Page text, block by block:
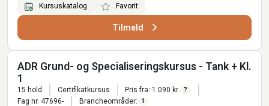
Kursuskatalog Favorit
Tilmeld
ADR Grund- og Specialiseringskursus - Tank + Kl.
1
15 hold Certifikatkursus Pris fra: 1.090 kr. ?
Fag nr. 47696- Brancheområder: 1